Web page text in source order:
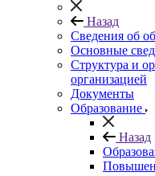
Назад
Сведения об
Основные
Структура и
организацией
Документы
Образование
Назад